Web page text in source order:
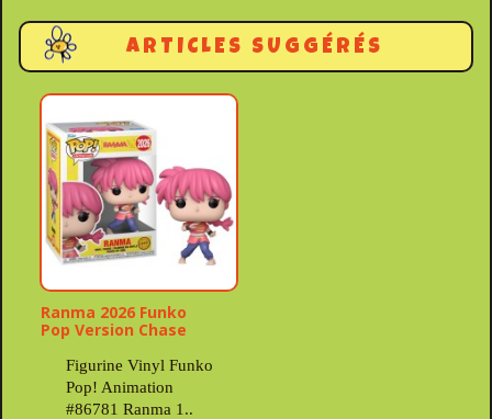
ARTICLES SUGGÉRÉS
Ranma 2026 Funko
Pop Version Chase
Figurine Vinyl Funko
Pop! Animation
#86781 Ranma 1..